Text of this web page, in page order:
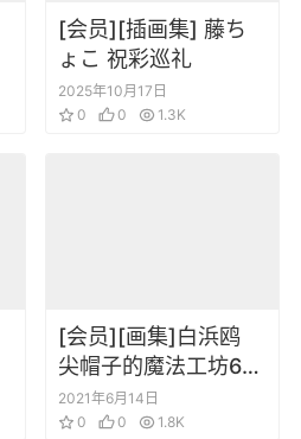
[会员][插画集] 藤ち
ょこ 祝彩巡礼
2025年10月17日
0
0 1.3K
[会员][画集]白浜鸥
尖帽子的魔法工坊6
线稿插画原画集
2021年6月14日
0
0 1.8K